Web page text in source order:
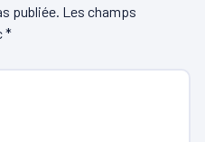
publiée. Les champs
*